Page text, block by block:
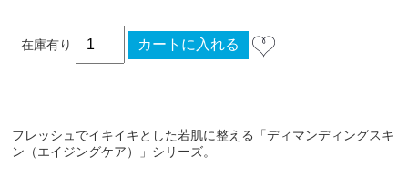
在庫有り
フレッシュでイキイキとした若肌に整える「ディマンディングスキ
ン（エイジングケア）」シリーズ。